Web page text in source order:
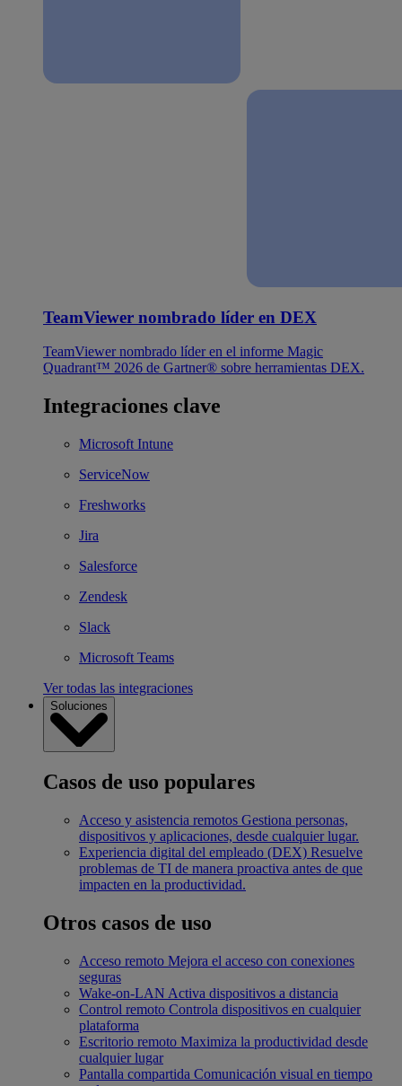
TeamViewer nombrado líder en DEX
TeamViewer nombrado líder en el informe Magic
Quadrant™ 2026 de Gartner® sobre herramientas DEX.
Integraciones clave
Microsoft Intune
ServiceNow
Freshworks
Jira
Salesforce
Zendesk
Slack
Microsoft Teams
Ver todas las integraciones
Soluciones
Casos de uso populares
Acceso y asistencia remotos Gestiona personas,
dispositivos y aplicaciones, desde cualquier lugar.
Experiencia digital del empleado (DEX) Resuelve
problemas de TI de manera proactiva antes de que
impacten en la productividad.
Otros casos de uso
Acceso remoto Mejora el acceso con conexiones
seguras
Wake-on-LAN Activa dispositivos a distancia
Control remoto Controla dispositivos en cualquier
plataforma
Escritorio remoto Maximiza la productividad desde
cualquier lugar
Pantalla compartida Comunicación visual en tiempo